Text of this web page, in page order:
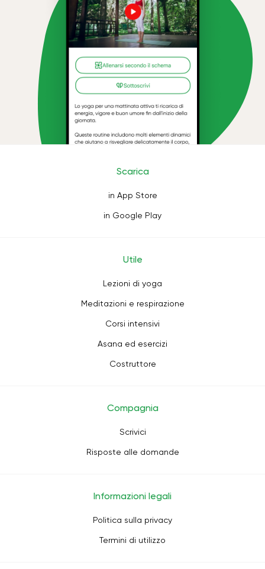
Scarica
in App Store
in Google Play
Utile
Lezioni di yoga
Meditazioni e respirazione
Corsi intensivi
Asana ed esercizi
Costruttore
Compagnia
Scrivici
Risposte alle domande
Informazioni legali
Politica sulla privacy
Termini di utilizzo